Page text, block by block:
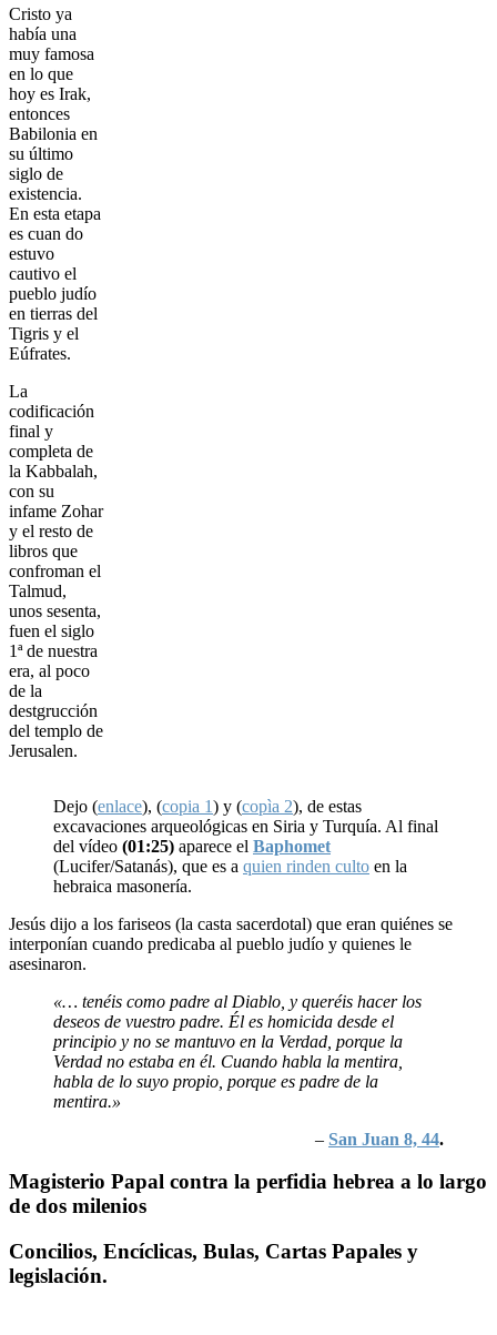
Cristo ya
había una
muy famosa
en lo que
hoy es Irak,
entonces
Babilonia en
su último
siglo de
existencia.
En esta etapa
es cuan do
estuvo
cautivo el
pueblo judío
en tierras del
Tigris y el
Eúfrates.
La
codificación
final y
completa de
la Kabbalah,
con su
infame Zohar
y el resto de
libros que
confroman el
Talmud,
unos sesenta,
fuen el siglo
1ª de nuestra
era, al poco
de la
destgrucción
del templo de
Jerusalen.
Dejo (enlace), (copia 1) y (copìa 2), de estas
excavaciones arqueológicas en Siria y Turquía. Al final
del vídeo (01:25) aparece el Baphomet
(Lucifer/Satanás), que es a quien rinden culto en la
hebraica masonería.
Jesús dijo a los fariseos (la casta sacerdotal) que eran quiénes se
interponían cuando predicaba al pueblo judío y quienes le
asesinaron.
«… tenéis como padre al Diablo, y queréis hacer los
deseos de vuestro padre. Él es homicida desde el
principio y no se mantuvo en la Verdad, porque la
Verdad no estaba en él. Cuando habla la mentira,
habla de lo suyo propio, porque es padre de la
mentira.»
– San Juan 8, 44.
Magisterio Papal contra la perfidia hebrea a lo largo
de dos milenios
Concilios, Encíclicas, Bulas, Cartas Papales y
legislación.